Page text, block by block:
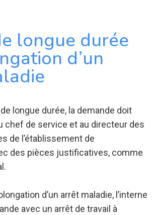
longue durée
d’un
longue durée, la demande doit
chef de service et au directeur des
de l’établissement de
des pièces justificatives, comme
d’un arrêt maladie, l’interne
avec un arrêt de travail à